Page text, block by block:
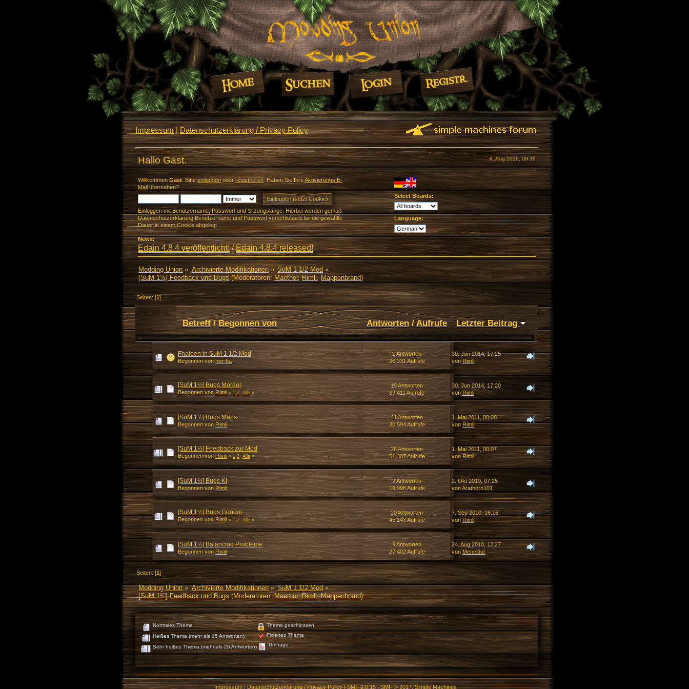
Impressum|Datenschutzerklärung / Privacy Policy
6. Aug 2026, 09:39
Hallo Gast.
Willkommen Gast. Bitte einloggenoderregistrieren. Haben Sie IhreAktivierungs E-
Mailübersehen?
Einloggen mit Benutzername, Passwort und Sitzungslänge. Hierbei werden gemäß
Datenschutzerklärung Benutzername und Passwort verschlüsselt für die gewählte
Dauer in einem Cookie abgelegt.
Select Boards:
Language:
News:
Edain 4.8.4 veröffentlicht!/Edain 4.8.4 released!
Modding Union» Archivierte Modifikationen» SuM 1 1/2 Mod »
[SuM 1½] Feedback und Bugs(Moderatoren:Maethor,Rimli,Mappenbrand)
Seiten: [1]
Betreff/Begonnen von Antworten/Aufrufe Letzter Beitrag
Fhaleen in SuM 1 1/2 Mod
Begonnen von her-ha
1 Antworten
26.331 Aufrufe
30. Jun 2014, 17:25
vonRimli
[SuM 1½] Bugs Mordor
Begonnen von Rimli «1 2 Alle»
15 Antworten
39.411 Aufrufe
30. Jun 2014, 17:20
von Rimli
[SuM 1½] Bugs Maps
Begonnen von Rimli
11 Antworten
30.594 Aufrufe
1. Mai 2011, 00:08
vonRimli
[SuM 1½] Feedback zur Mod
Begonnen von Rimli «1 2 Alle»
28 Antworten
51.307 Aufrufe
1. Mai 2011, 00:07
vonRimli
[SuM 1½] Bugs KI
Begonnen von Rimli
2 Antworten
19.996 Aufrufe
2. Okt 2010, 07:25
von Arathorn101
[SuM 1½] Bugs Gondor
Begonnen von Rimli «1 2 Alle»
20 Antworten
45.143 Aufrufe
7. Sep 2010, 16:16
vonRimli
[SuM 1½] Balancing Probleme
Begonnen von Rimli
9 Antworten
27.402 Aufrufe
24. Aug 2010, 12:27
von Meneldur
Seiten: [1]
Modding Union» Archivierte Modifikationen» SuM 1 1/2 Mod»
[SuM 1½] Feedback und Bugs(Moderatoren:Maethor,Rimli,Mappenbrand)
Normales Thema
Heißes Thema (mehr als 15 Antworten)
Sehr heißes Thema (mehr als 25 Antworten)
Thema geschlossen
Fixiertes Thema
Umfrage
Impressum|Datenschutzerklärung / Privacy Policy|SMF 2.0.15|SMF © 2017,Simple Machines